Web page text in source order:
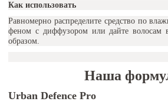
Как использовать
Равномерно распределите средство по
феном с диффузором или дайте волосам
образом.
Наша
Urban Defence Pro